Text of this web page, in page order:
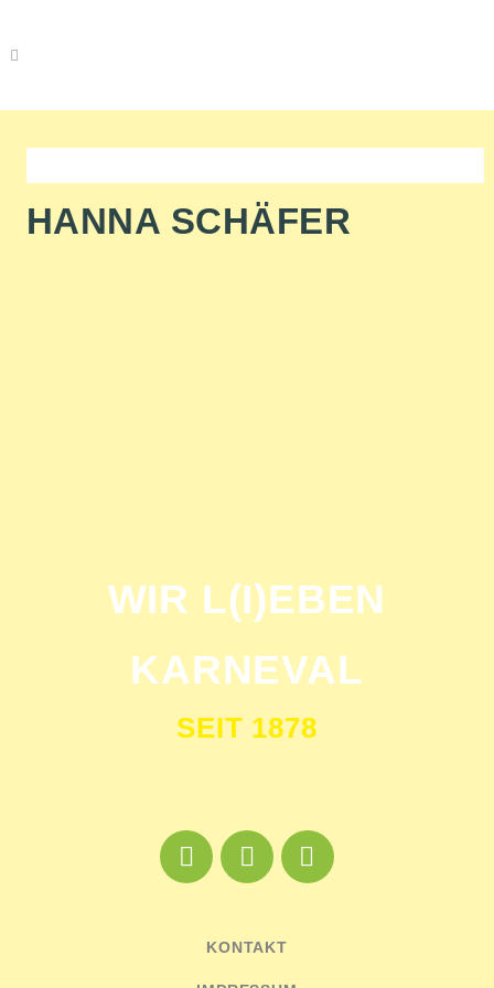
HANNA SCHÄFER
WIR L(I)EBEN
KARNEVAL
SEIT 1878
KONTAKT